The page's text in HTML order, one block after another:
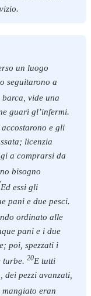
un luogo
seguitarono a
vide una
guarì gl’infermi.
e gli
licenzia
a comprarsi da
bisogno
Ed essi gli
pani e due pesci.
ordinato alle
pani e i due
poi, spezzati i
turbe. 20E tutti
pezzi avanzati,
mangiato eran